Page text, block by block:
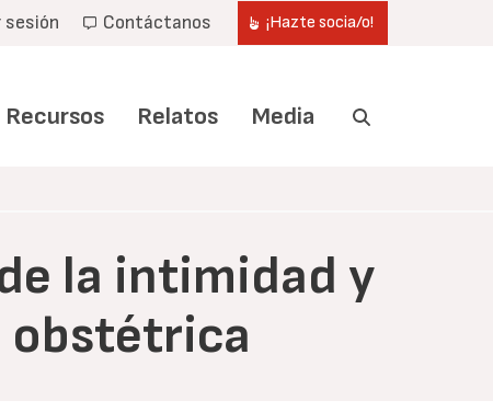
sesión Contáctanos ¡Hazte socia/o!
Recursos Relatos Media
la intimidad y
obstétrica